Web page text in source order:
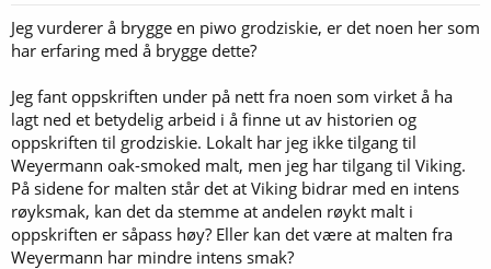
e
r
Jeg vurderer å brygge en piwo grodziskie, er det noen her som
har erfaring med å brygge dette?
Jeg fant oppskriften under på nett fra noen som virket å ha
lagt ned et betydelig arbeid i å finne ut av historien og
oppskriften til grodziskie. Lokalt har jeg ikke tilgang til
Weyermann oak-smoked malt, men jeg har tilgang til Viking.
På sidene for malten står det at Viking bidrar med en intens
røyksmak, kan det da stemme at andelen røykt malt i
oppskriften er såpass høy? Eller kan det være at malten fra
Weyermann har mindre intens smak?